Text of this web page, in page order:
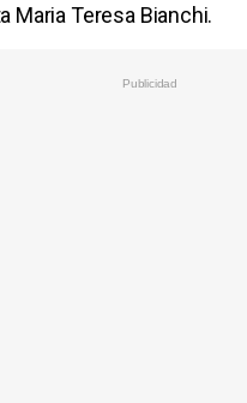
Maria Teresa Bianchi.